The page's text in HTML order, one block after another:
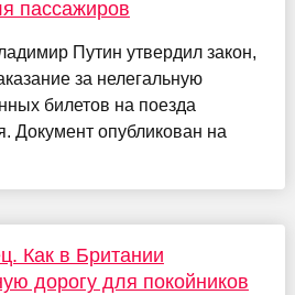
пассажиров
Путин утвердил закон,
за нелегальную
билетов на поезда
Документ опубликован на
Как в Британии
дорогу для покойников